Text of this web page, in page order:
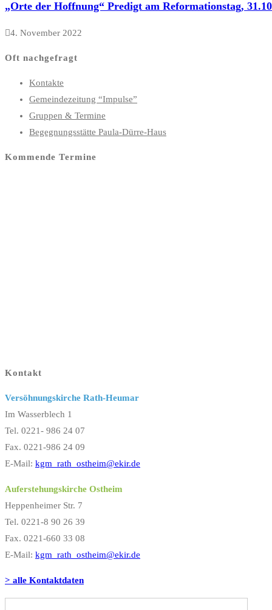
„Orte der Hoffnung“ Predigt am Reformationstag,
4. November 2022
Oft nachgefragt
Kontakte
Gemeindezeitung “Impulse”
Gruppen & Termine
Begegnungsstätte Paula-Dürre-Haus
Kommende Termine
Kontakt
Versöhnungskirche Rath-Heumar
Im Wasserblech 1
Tel. 0221- 986 24 07
Fax. 0221-986 24 09
E-Mail: kgm_rath_ostheim@ekir.de
Auferstehungskirche Ostheim
Heppenheimer Str. 7
Tel. 0221-8 90 26 39
Fax. 0221-660 33 08
E-Mail: kgm_rath_ostheim@ekir.de
> alle Kontaktdaten